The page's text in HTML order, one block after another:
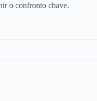
o confronto chave.